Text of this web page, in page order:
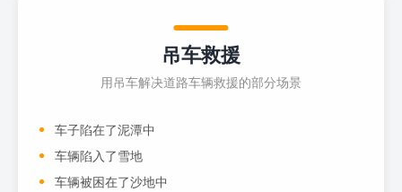
吊车救援
用吊车解决道路车辆救援的部分场景
车子陷在了泥潭中
车辆陷入了雪地
车辆被困在了沙地中